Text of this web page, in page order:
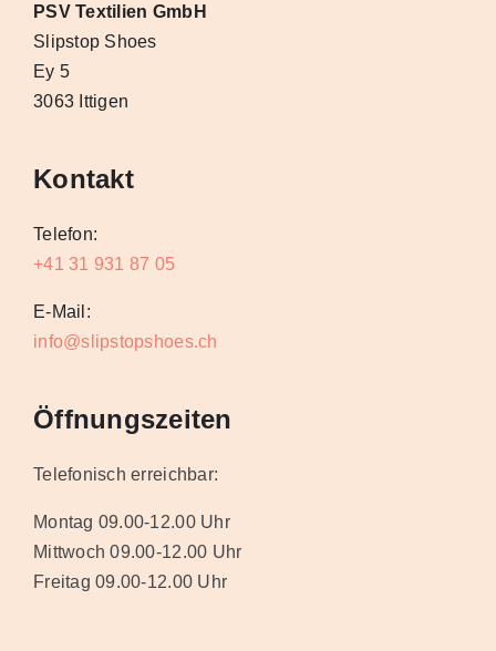
PSV Textilien GmbH
Slipstop Shoes
Ey 5
3063 Ittigen
Kontakt
Telefon:
+41 31 931 87 05
E-Mail:
info@slipstopshoes.ch
Öffnungszeiten
Telefonisch erreichbar:
Montag 09.00-12.00 Uhr
Mittwoch 09.00-12.00 Uhr
Freitag 09.00-12.00 Uhr